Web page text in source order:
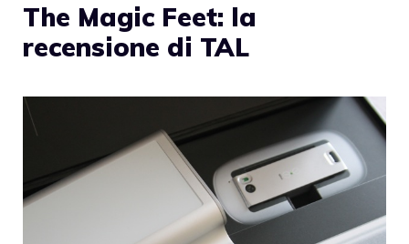
The Magic Feet: la
recensione di TAL